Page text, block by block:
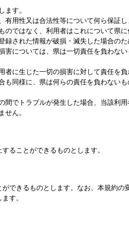
ます。
用性又は合法性等について何ら保証し
のではなく、利用者はこれについて県に
録された情報が破損・滅失した場合のた
害については、県は一切責任を負わない
者に生じた一切の損害に対して責任を負
同様に、県は何らの責任を負わないも
でトラブルが発生した場合、当該利用
せん。
ることができるものとします。
できるものとします。なお、本規約の
す。